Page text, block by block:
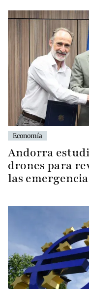
Economía
Andorra
drones para
las